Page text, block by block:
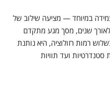
במיוחד — מציעה שילוב של
שנים, מסך מגע מתקדם
רמות רזולוציה, היא נותנת
ועד תוויות